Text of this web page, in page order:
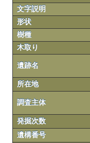
文字説明
形状
樹種
木取り
遺跡名
所在地
調査主体
発掘次数
遺構番号